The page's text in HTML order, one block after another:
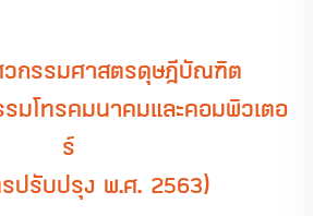
กรรมศาสตรดุษฎีบัณฑิต
มโทรคมนาคมและคอมพิวเตอ
ร์
ปรับปรุง พ.ศ. 2563)